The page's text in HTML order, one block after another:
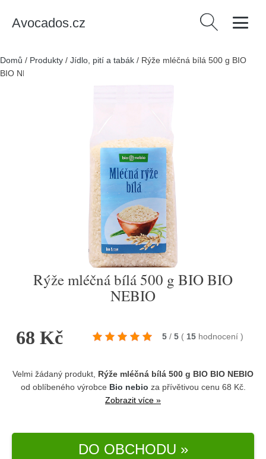
Avocados.cz Vyhledávání
Domů / Produkty / Jídlo, pití a tabák / Rýže mléčná bílá 500 g BIO
BIO NEBIO
Rýže mléčná bílá 500 g BIO BIO
NEBIO
68 Kč 5 / 5 ( 15 hodnocení )
Velmi žádaný produkt, Rýže mléčná bílá 500 g BIO BIO NEBIO
od oblíbeného výrobce Bio nebio za přívětivou cenu 68 Kč.
Zobrazit více »
DO OBCHODU »